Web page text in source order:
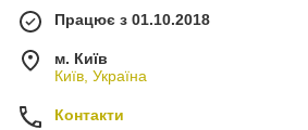
Працює з 01.10.2018
м. Київ
Київ, Україна
Контакти